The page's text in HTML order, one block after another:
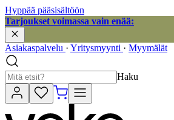
Hyppää pääsisältöön
Tarjoukset voimassa vain enää:
Asiakaspalvelu · Yritysmyynti · Myymälät
Haku